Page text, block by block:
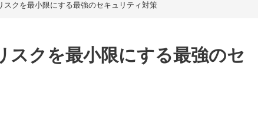
スクを最小限にする最強のセキュリティ対策
スクを最小限にする最強のセ